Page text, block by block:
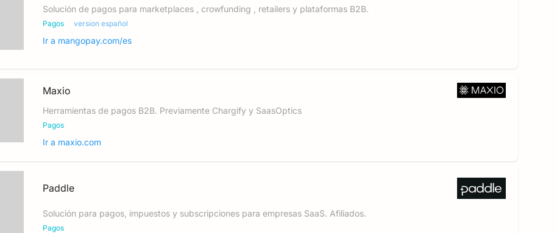
Solución de pagos para marketplaces , crowfunding , retailers y plataformas B2B.
Pagos version español
Ir a mangopay.com/es
Maxio
Herramientas de pagos B2B. Previamente Chargify y SaasOptics
Pagos
Ir a maxio.com
Paddle
Solución para pagos, impuestos y subscripciones para empresas SaaS. Afiliados.
Pagos